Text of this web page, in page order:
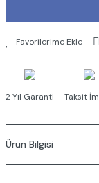
2 Yıl Garanti Taksit
Ürün Bilgisi